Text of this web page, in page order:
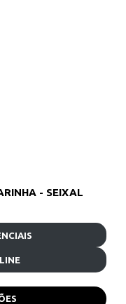
- SEIXAL